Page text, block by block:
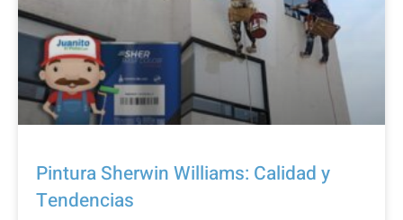
Pintura Sherwin Williams: Calidad y
Tendencias